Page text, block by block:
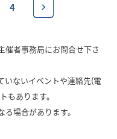
4
催者事務局にお問合せ下さ
いないイベントや連絡先(電
もあります。
場合があります。